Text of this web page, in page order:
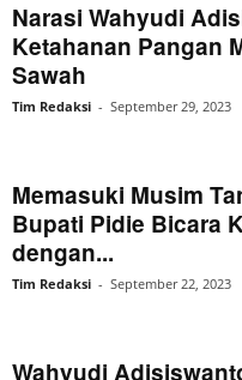
Narasi Wahyudi
Ketahanan Pangan
Sawah
Tim Redaksi - September 29, 2023
Memasuki Musim
Bupati Pidie Bicara
dengan...
Tim Redaksi - September 22, 2023
Wahyudi